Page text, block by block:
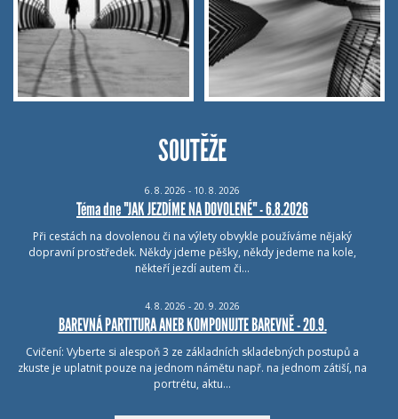
SOUTĚŽE
6. 8. 2026 - 10. 8. 2026
Téma dne "JAK JEZDÍME NA DOVOLENÉ" - 6.8.2026
Při cestách na dovolenou či na výlety obvykle používáme nějaký
dopravní prostředek. Někdy jdeme pěšky, někdy jedeme na kole,
někteří jezdí autem či…
4. 8. 2026 - 20. 9. 2026
BAREVNÁ PARTITURA ANEB KOMPONUJTE BAREVNĚ - 20.9.
Cvičení: Vyberte si alespoň 3 ze základních skladebných postupů a
zkuste je uplatnit pouze na jednom námětu např. na jednom zátiší, na
portrétu, aktu…